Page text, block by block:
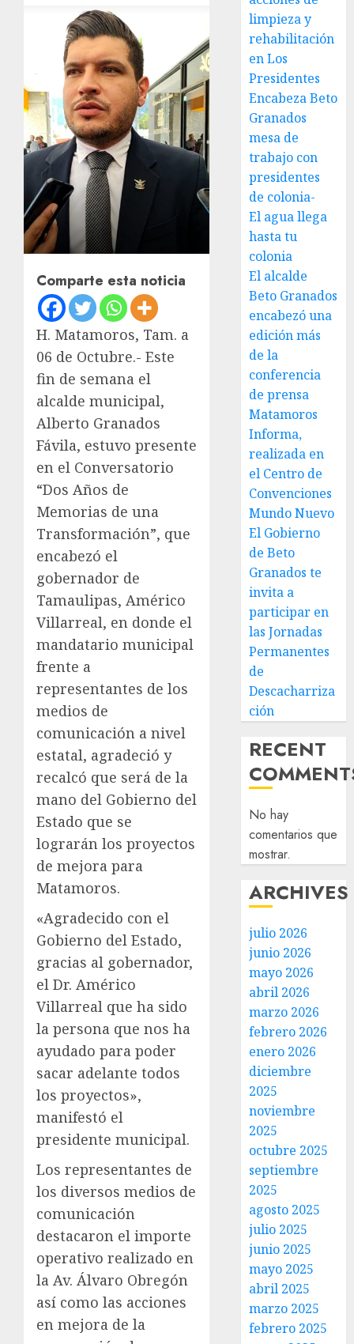
Comparte esta noticia
H. Matamoros, Tam. a
06 de Octubre.- Este
fin de semana el
alcalde municipal,
Alberto Granados
Fávila, estuvo presente
en el Conversatorio
“Dos Años de
Memorias de una
Transformación”, que
encabezó el
gobernador de
Tamaulipas, Américo
Villarreal, en donde el
mandatario municipal
frente a
representantes de los
medios de
comunicación a nivel
estatal, agradeció y
recalcó que será de la
mano del Gobierno del
Estado que se
lograrán los proyectos
de mejora para
Matamoros.
«Agradecido con el
Gobierno del Estado,
gracias al gobernador,
el Dr. Américo
Villarreal que ha sido
la persona que nos ha
ayudado para poder
sacar adelante todos
los proyectos»,
manifestó el
presidente municipal.
Los representantes de
los diversos medios de
comunicación
destacaron el importe
operativo realizado en
la Av. Álvaro Obregón
así como las acciones
en mejora de la
limpieza y
rehabilitación
en Los
Presidentes
Encabeza Beto
Granados
mesa de
trabajo con
presidentes
de colonia-
El agua llega
hasta tu
colonia
El alcalde
Beto Granados
encabezó una
edición más
de la
conferencia
de prensa
Matamoros
Informa,
realizada en
el Centro de
Convenciones
Mundo Nuevo
El Gobierno
de Beto
Granados te
invita a
participar en
las Jornadas
Permanentes
de
Descacharriza
ción
RECENT
No hay
comentarios que
mostrar.
ARCHIVES
julio 2026
junio 2026
mayo 2026
abril 2026
marzo 2026
febrero 2026
enero 2026
diciembre
2025
noviembre
2025
octubre 2025
septiembre
2025
agosto 2025
julio 2025
junio 2025
mayo 2025
abril 2025
marzo 2025
febrero 2025